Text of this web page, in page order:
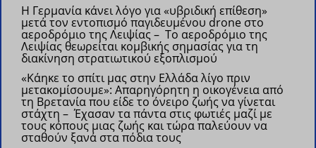
Η Γερμανία κάνει λόγο για «υβριδική επίθεση»
μετά τον εντοπισμό παγιδευμένου drone στο
αεροδρόμιο της Λειψίας – Το αεροδρόμιο της
Λειψίας θεωρείται κομβικής σημασίας για τη
διακίνηση στρατιωτικού εξοπλισμού
«Κάηκε το σπίτι μας στην Ελλάδα λίγο πριν
μετακομίσουμε»: Απαρηγόρητη η οικογένεια από
τη Βρετανία που είδε το όνειρο ζωής να γίνεται
στάχτη – Έχασαν τα πάντα στις φωτιές μαζί με
τους κόπους μιας ζωής και τώρα παλεύουν να
σταθούν ξανά στα πόδια τους